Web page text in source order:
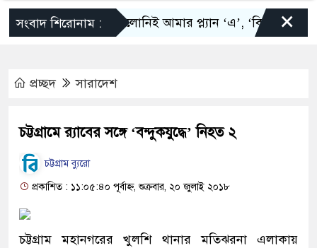
সংবাদ শিরোনাম :স্কালোনিই আমার প্ল্যান ‘এ’, ‘বি’ এবং ‘সি’:
×
প্রচ্ছদ সারাদেশ
চট্টগ্রামে র‍্যাবের সঙ্গে ‘বন্দুকযুদ্ধে’ নিহত ২
চট্টগ্রাম ব্যুরো
প্রকাশিত : ১১:০৫:৪০ পূর্বাহ্ন, শুক্রবার, ২০ জুলাই ২০১৮
চট্টগ্রাম মহানগরের খুলশি থানার মতিঝরনা এলাকায়